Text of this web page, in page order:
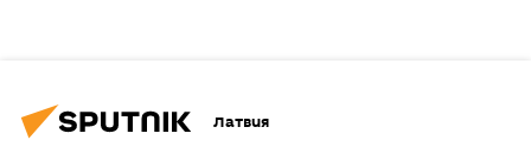
Латвия